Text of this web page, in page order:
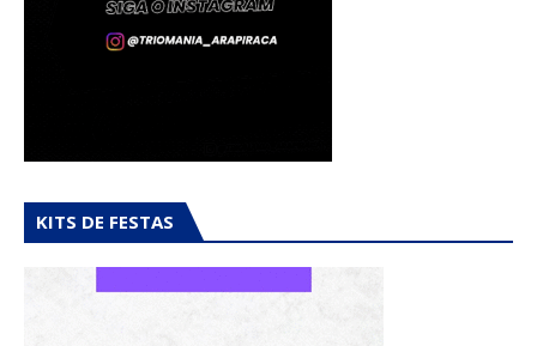
KITS DE FESTAS